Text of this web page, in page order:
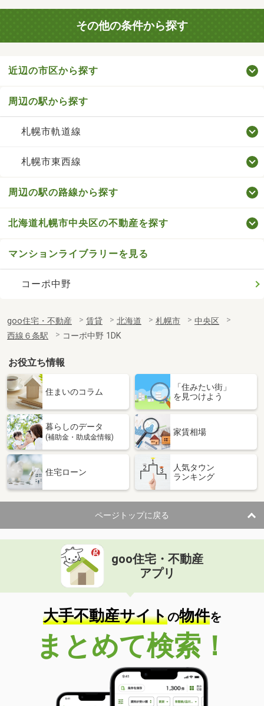
その他の条件から探す
近辺の市区から探す
周辺の駅から探す
札幌市軌道線
札幌市東西線
周辺の駅の路線から探す
北海道札幌市中央区の不動産を探す
マンションライブラリーを見る
コーポ中野
goo住宅・不動産 賃貸 北海道 札幌市
中央区
西線６条駅
コーポ中野 1DK
お役立ち情報
住まいのコラム
「住みたい街」
を見つけよう
暮らしのデータ
(補助金・助成金情報)
家賃相場
住宅ローン
人気タウン
ランキング
ページトップに戻る
goo住宅・不動産
アプリ
大手不動産サイトの物件を
まとめて検索！